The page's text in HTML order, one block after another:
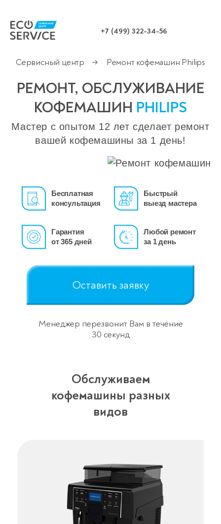
+7 (499) 322-34-56
Сервисный центр → Ремонт кофемашин Philips
РЕМОНТ, ОБСЛУЖИВАНИЕ
КОФЕМАШИН PHILIPS
Мастер с опытом 12 лет сделает ремонт
вашей кофемашины за 1 день!
Бесплатная
консультация
Быстрый
выезд мастера
Гарантия
от 365 дней
Любой ремонт
за 1 день
Оставить заявку
Менеджер перезвонит Вам в течение
30 секунд
Обслуживаем
кофемашины разных
видов